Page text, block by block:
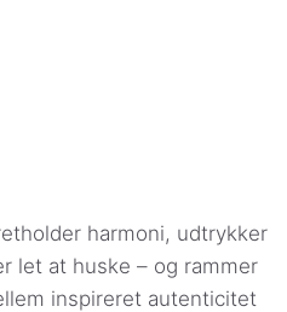
harmoni, udtrykker
let at huske – og rammer
inspireret autenticitet